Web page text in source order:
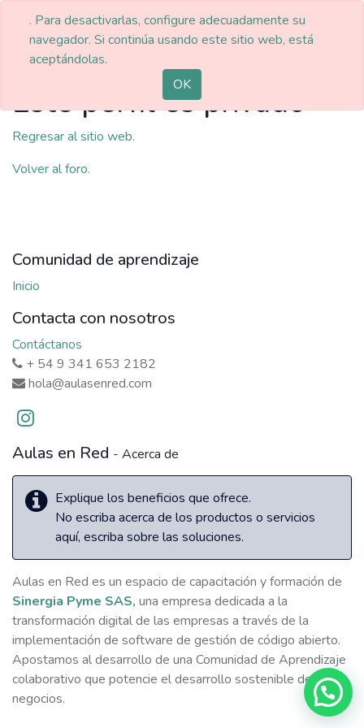
. Para desactivarlas, configure adecuadamente su
navegador. Si continúa usando este sitio web, está
aceptándolas.
OK
Este perfil es privado
Regresar al sitio web.
Volver al foro.
Comunidad de aprendizaje
Inicio
Contacta con nosotros
Contáctanos
+ 54 9 341 653 2182
hola@aulasenred.com
Aulas en Red - Acerca de
Explique los beneficios que ofrece.
No escriba acerca de los productos o servicios
aquí, escriba sobre las soluciones.
Aulas en Red es un espacio de capacitación y formación de
Sinergia Pyme SAS, una empresa dedicada a la
transformación digital de las empresas a través de la
implementación de software de gestión de código abierto.
Apostamos al desarrollo de una Comunidad de Aprendizaje
colaborativo que potencie el desarrollo sostenible de los
negocios.